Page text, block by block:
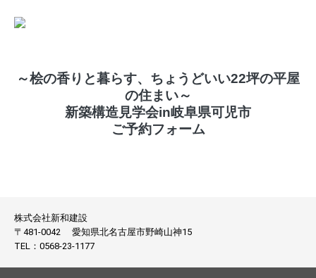
～桧の香りと暮らす、ちょうどいい22坪の平屋
の住まい～
新築構造見学会in岐阜県可児市
ご予約フォーム
株式会社新和建設
〒481-0042
愛知県北名古屋市野崎山神15
TEL： 0568-23-1177